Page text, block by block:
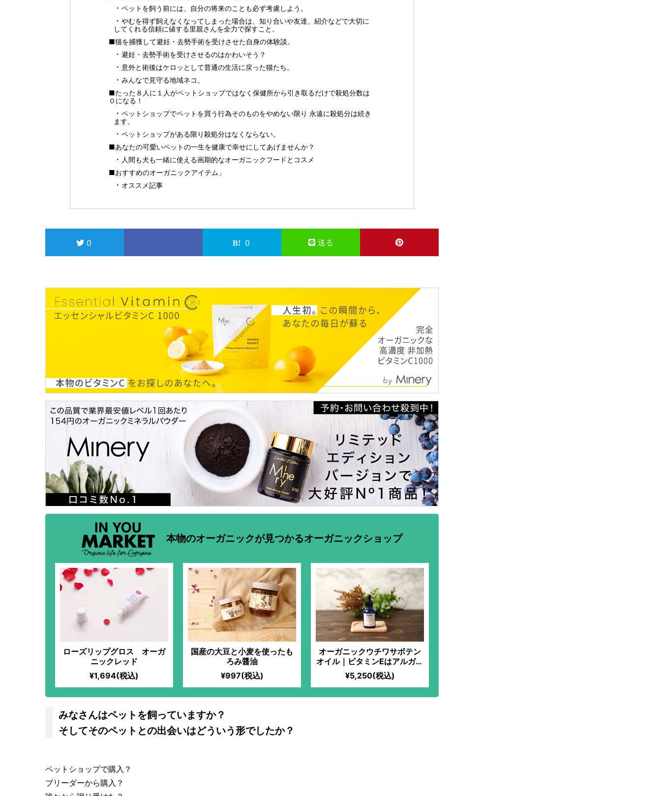
ペットを飼う前には、自分の将来のことも必ず考慮しよう。
やむを得ず飼えなくなってしまった場合は、知り合いや友達、紹介などで大切に
してくれる信頼に値する里親さんを全力で探すこと。
■猫を捕獲して避妊・去勢手術を受けさせた自身の体験談。
避妊・去勢手術を受けさせるのはかわいそう？
意外と術後はケロッとして普通の生活に戻った猫たち。
みんなで見守る地域ネコ。
■たった８人に１人がペットショップではなく保健所から引き取るだけで殺処分数は
０になる！
ペットショップでペットを買う行為そのものをやめない限り 永遠に殺処分は続き
ます。
ペットショップがある限り殺処分はなくならない。
■あなたの可愛いペットの一生を健康で幸せにしてあげませんか？
人間も犬も一緒に使える画期的なオーガニックフードとコスメ
■おすすめのオーガニックアイテム」
オススメ記事
0 0 送る
本物のオーガニックが見つかるオーガニックショップ
ローズリップグロス オーガ
ニックレッド
¥1,694(税込)
国産の大豆と小麦を使ったも
ろみ醤油
¥997(税込)
オーガニックウチワサボテン
オイル｜ビタミンEはアルガン
オイルの1.6倍！美容家から最
も注目されている美容オイ
ル！小じわやたるみなどの部
分使いにも
¥5,250(税込)
みなさんはペットを飼っていますか？
そしてそのペットとの出会いはどういう形でしたか？
ペットショップで購入？
ブリーダーから購入？